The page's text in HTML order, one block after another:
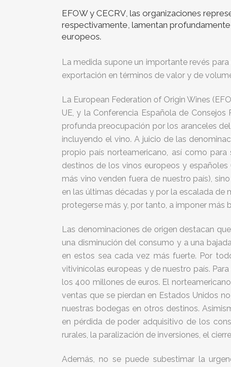
EFOW y CECRV, las organizaciones
respectivamente, lamentan
europeos.
La medida supone un importante revés
exportación en términos de valor y de
La European Federation of Origin Wines
UE, y la Conferencia Española de Consejos
profunda preocupación por los aranceles
incluyendo el vino. A juicio de las
propio país norteamericano, así como
destinos de los vinos europeos y
más vino venden fuera de nuestro país),
en las últimas décadas y por la escalada
protegerse más y, por tanto, a imponer más
Las denominaciones de origen destacan
una disminución del consumo y a una
en estos sea cada vez más fuerte. Por
vitivinícolas europeas y de nuestro país.
los 400 millones de euros. El
ventas que se pierdan en Estados Unidos
nuestras bodegas en otros destinos.
en pérdida de poder adquisitivo de los
rurales, la paralización de inversiones, el
Además, no se puede subestimar la